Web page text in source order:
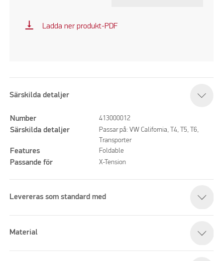
vertical_align_bottom Ladda ner produkt-PDF
Särskilda detaljer
Number 413000012
Särskilda detaljer
Passar på: VW California, T4, T5, T6,
Transporter
Features Foldable
Passande för X-Tension
Levereras som standard med
Material